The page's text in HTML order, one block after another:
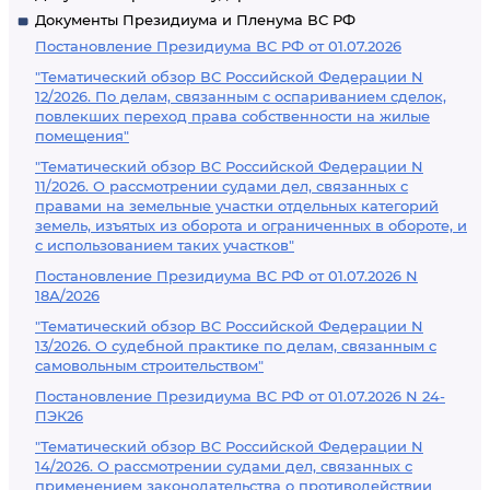
Документы Президиума и Пленума ВС РФ
Постановление Президиума ВС РФ от 01.07.2026
"Тематический обзор ВС Российской Федерации N
12/2026. По делам, связанным с оспариванием сделок,
повлекших переход права собственности на жилые
помещения"
"Тематический обзор ВС Российской Федерации N
11/2026. О рассмотрении судами дел, связанных с
правами на земельные участки отдельных категорий
земель, изъятых из оборота и ограниченных в обороте, и
с использованием таких участков"
Постановление Президиума ВС РФ от 01.07.2026 N
18А/2026
"Тематический обзор ВС Российской Федерации N
13/2026. О судебной практике по делам, связанным с
самовольным строительством"
Постановление Президиума ВС РФ от 01.07.2026 N 24-
ПЭК26
"Тематический обзор ВС Российской Федерации N
14/2026. О рассмотрении судами дел, связанных с
применением законодательства о противодействии